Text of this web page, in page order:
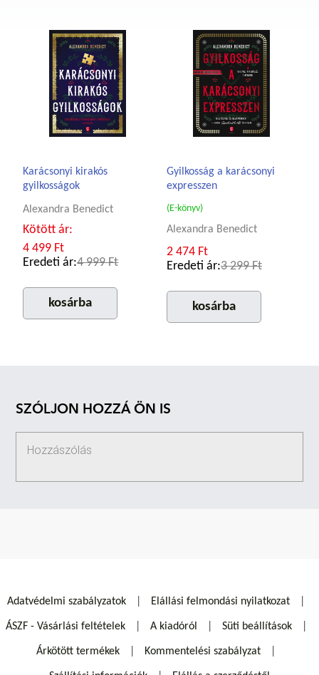
Karácsonyi kirakós
gyilkosságok
Alexandra Benedict
Kötött ár:
4 499 Ft
Eredeti ár:4 999 Ft
kosárba
Gyilkosság a karácsonyi
expresszen
(E-könyv)
Alexandra Benedict
2 474 Ft
Eredeti ár:3 299 Ft
kosárba
SZÓLJON HOZZÁ ÖN IS
Adatvédelmi szabályzatok Elállási felmondási nyilatkozat
ÁSZF - Vásárlási feltételek A kiadóról Süti beállítások
Árkötött termékek Kommentelési szabályzat